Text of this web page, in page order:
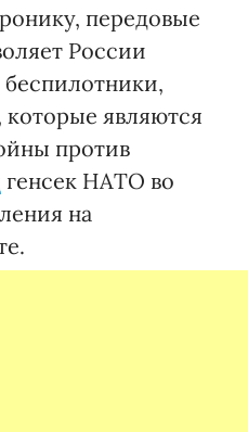
передовые
России
беспилотники,
являются
против
генсек НАТО во
на